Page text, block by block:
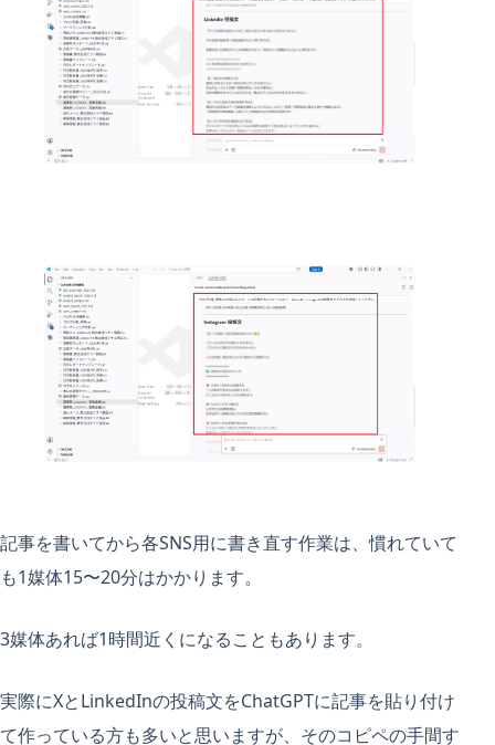
記事を書いてから各SNS用に書き直す作業は、慣れていて
も1媒体15〜20分はかかります。
3媒体あれば1時間近くになることもあります。
実際にXとLinkedInの投稿文をChatGPTに記事を貼り付け
て作っている方も多いと思いますが、そのコピペの手間す